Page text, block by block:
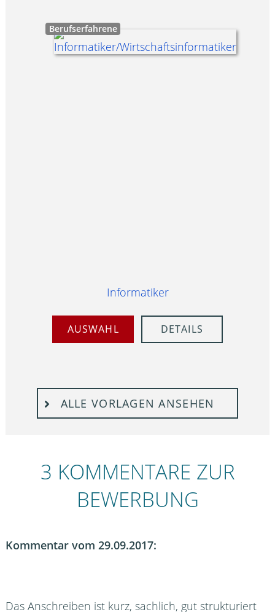
Berufserfahrene
Informatiker
AUSWAHL DETAILS
ALLE VORLAGEN ANSEHEN
3 KOMMENTARE ZUR
BEWERBUNG
Kommentar vom 29.09.2017:
Das Anschreiben ist kurz, sachlich, gut strukturiert